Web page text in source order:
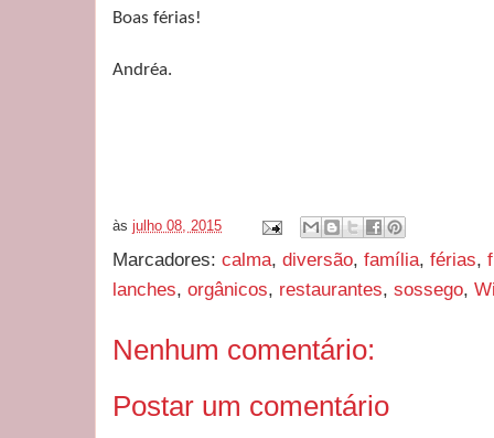
Boas férias!
Andréa.
às julho 08, 2015
Marcadores: calma, diversão, família, férias,
lanches, orgânicos, restaurantes, sossego,
Nenhum comentário:
Postar um comentário